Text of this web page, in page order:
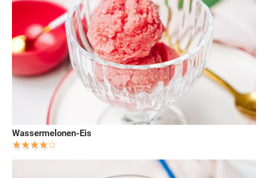
Wassermelonen-Eis